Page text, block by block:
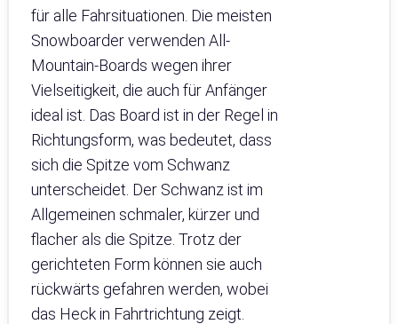
für alle Fahrsituationen. Die meisten
Snowboarder verwenden All-
Mountain-Boards wegen ihrer
Vielseitigkeit, die auch für Anfänger
ideal ist. Das Board ist in der Regel in
Richtungsform, was bedeutet, dass
sich die Spitze vom Schwanz
unterscheidet. Der Schwanz ist im
Allgemeinen schmaler, kürzer und
flacher als die Spitze. Trotz der
gerichteten Form können sie auch
rückwärts gefahren werden, wobei
das Heck in Fahrtrichtung zeigt.